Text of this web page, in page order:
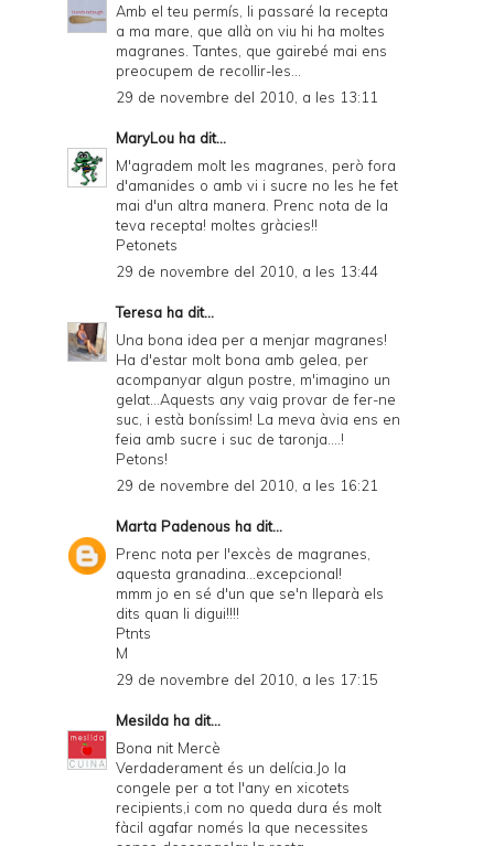
Amb el teu permís, li passaré la recepta
a ma mare, que allà on viu hi ha moltes
magranes. Tantes, que gairebé mai ens
preocupem de recollir-les...
29 de novembre del 2010, a les 13:11
MaryLou ha dit...
M'agradem molt les magranes, però fora
d'amanides o amb vi i sucre no les he fet
mai d'un altra manera. Prenc nota de la
teva recepta! moltes gràcies!!
Petonets
29 de novembre del 2010, a les 13:44
Teresa ha dit...
Una bona idea per a menjar magranes!
Ha d'estar molt bona amb gelea, per
acompanyar algun postre, m'imagino un
gelat...Aquests any vaig provar de fer-ne
suc, i està boníssim! La meva àvia ens en
feia amb sucre i suc de taronja....!
Petons!
29 de novembre del 2010, a les 16:21
Marta Padenous ha dit...
Prenc nota per l'excès de magranes,
aquesta granadina...excepcional!
mmm jo en sé d'un que se'n lleparà els
dits quan li digui!!!!
Ptnts
M
29 de novembre del 2010, a les 17:15
Mesilda ha dit...
Bona nit Mercè
Verdaderament és un delícia.Jo la
congele per a tot l'any en xicotets
recipients,i com no queda dura és molt
fàcil agafar només la que necessites